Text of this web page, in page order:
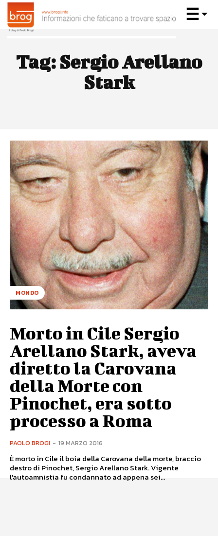
Tag: Sergio Arellano
Stark
MONDO
Morto in Cile Sergio
Arellano Stark, aveva
diretto la Carovana
della Morte con
Pinochet, era sotto
processo a Roma
PAOLO BROGI - 19 MARZO 2016
È morto in Cile il boia della Carovana della morte, braccio
destro di Pinochet, Sergio Arellano Stark. Vigente
l'autoamnistia fu condannato ad appena sei...